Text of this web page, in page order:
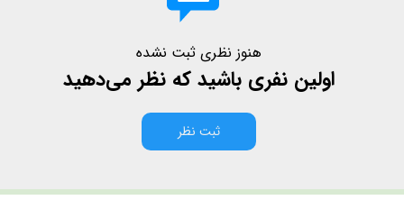
هنوز نظری ثبت نشده
اولین نفری باشید که نظر می‌دهید
ثبت نظر